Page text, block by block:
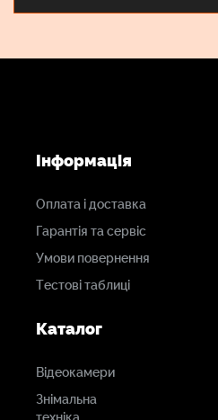
Інформація
Оплата і доставка
Гарантія та сервіс
Умови повернення
Тестові таблиці
Каталог
Відеокамери
Знімальна
техніка